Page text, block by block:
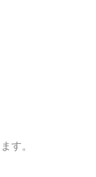
す。